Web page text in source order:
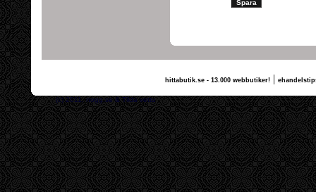
hittabutik.se - 13.000 webbutiker!|
(c) 2011, nogg.se & Tilda vettu